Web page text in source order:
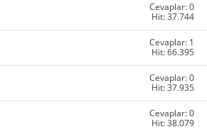
Cevaplar: 0
Hit: 37.744
Cevaplar: 1
Hit: 66.395
Cevaplar: 0
Hit: 37.935
Cevaplar: 0
Hit: 38.079